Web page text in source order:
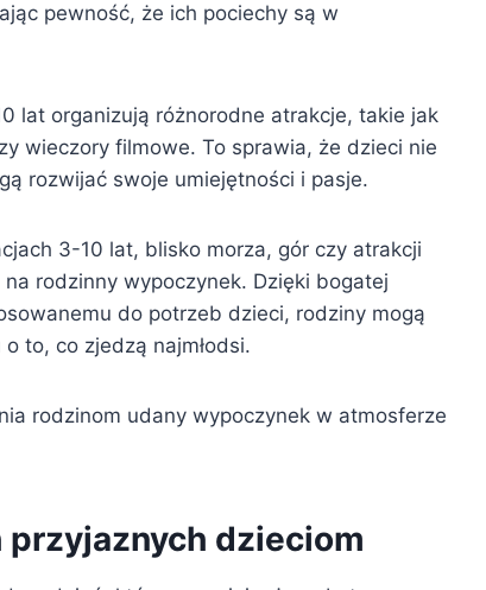
pewność, że ich pociechy są w
lat organizują różnorodne atrakcje, takie jak
wieczory filmowe. To sprawia, że dzieci nie
rozwijać swoje umiejętności i pasje.
3-10 lat, blisko morza, gór czy atrakcji
rodzinny wypoczynek. Dzięki bogatej
do potrzeb dzieci, rodziny mogą
to, co zjedzą najmłodsi.
rodzinom udany wypoczynek w atmosferze
dzieciom